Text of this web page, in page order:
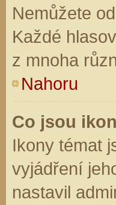
Nemůžete
Každé
z mnoha
Nahoru
Co jsou
Ikony témat
vyjádření
nastavil